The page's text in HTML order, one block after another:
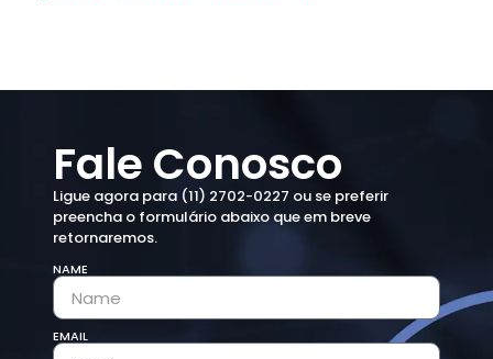
Fale Conosco
Ligue agora para (11) 2702-0227 ou se preferir
preencha o formulário abaixo que em breve
retornaremos.
NAME
EMAIL